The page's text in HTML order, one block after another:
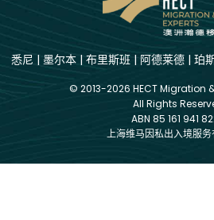
悉尼 | 墨尔本 | 布里斯班 | 阿德莱德 | 珀
© 2013-2026 HECT Migration
All Rights
ABN 85 161 941
上海维马因私出入境服务